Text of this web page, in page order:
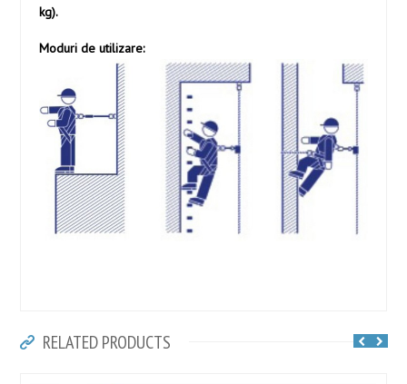
kg).
Moduri de utilizare:
RELATED PRODUCTS